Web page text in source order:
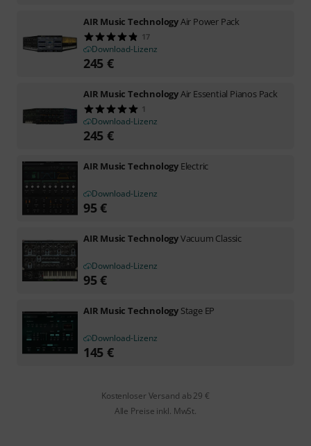
AIR Music TechnologyAir Power Pack
17
Download-Lizenz
245 €
AIR Music TechnologyAir Essential Pianos Pack
1
Download-Lizenz
245 €
AIR Music Technology Electric
Download-Lizenz
95€
AIR Music TechnologyVacuum Classic
Download-Lizenz
95€
AIR Music Technology Stage EP
Download-Lizenz
145 €
Kostenloser Versand ab 29 €
Alle Preise inkl. MwSt.